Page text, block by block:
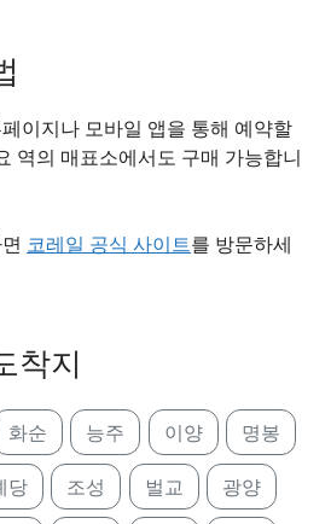
이지나 모바일 앱을 통해 예약할
역의 매표소에서도 구매 가능합니
코레일 공식 사이트를 방문하세
착지
화순 능주 이양 명봉
당 조성 벌교 광양